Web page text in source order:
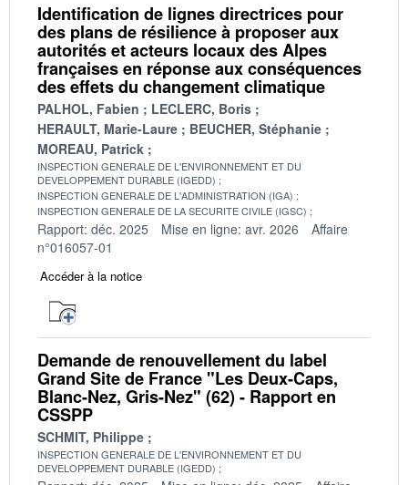
Identification de lignes directrices pour
des plans de résilience à proposer aux
autorités et acteurs locaux des Alpes
françaises en réponse aux conséquences
des effets du changement climatique
PALHOL, Fabien
LECLERC, Boris
HERAULT, Marie-Laure
BEUCHER, Stéphanie
MOREAU, Patrick
INSPECTION GENERALE DE L'ENVIRONNEMENT ET DU
DEVELOPPEMENT DURABLE (IGEDD)
INSPECTION GENERALE DE L'ADMINISTRATION (IGA)
INSPECTION GENERALE DE LA SECURITE CIVILE (IGSC)
Rapport: déc. 2025 Mise en ligne: avr. 2026
Affaire
n°016057-01
Accéder à la notice
Demande de renouvellement du label
Grand Site de France "Les Deux-Caps,
Blanc-Nez, Gris-Nez" (62) - Rapport en
CSSPP
SCHMIT, Philippe
INSPECTION GENERALE DE L'ENVIRONNEMENT ET DU
DEVELOPPEMENT DURABLE (IGEDD)